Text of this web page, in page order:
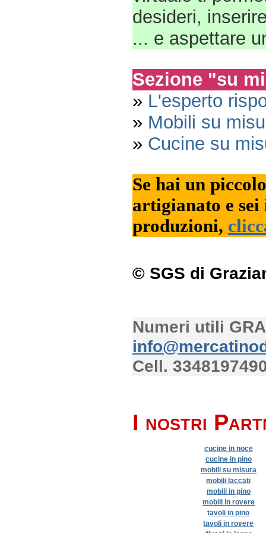
desideri,
... e aspettare
Sezione "su
» L'esperto
» Mobili su
» Cucine su
Se hai un
artigianato e sei
produzioni,
© SGS di
Numeri utili
Cell.
I nostri
cucine in noce
cucine in pino
mobili su misura
mobili laccati
mobili in pino
mobili in rovere
tavoli in pino
tavoli in rovere